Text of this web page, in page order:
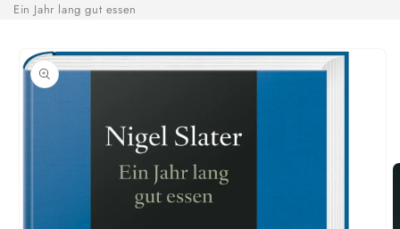
Ein Jahr lang gut essen